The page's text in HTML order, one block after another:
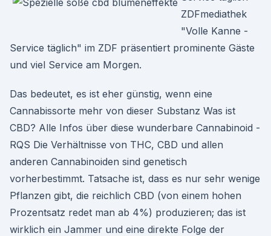
ZDFmediathek
"Volle Kanne -
Service täglich" im ZDF präsentiert prominente Gäste
und viel Service am Morgen.
Das bedeutet, es ist eher günstig, wenn eine
Cannabissorte mehr von dieser Substanz Was ist
CBD? Alle Infos über diese wunderbare Cannabinoid -
RQS Die Verhältnisse von THC, CBD und allen
anderen Cannabinoiden sind genetisch
vorherbestimmt. Tatsache ist, dass es nur sehr wenige
Pflanzen gibt, die reichlich CBD (von einem hohen
Prozentsatz redet man ab 4%) produzieren; das ist
wirklich ein Jammer und eine direkte Folge der